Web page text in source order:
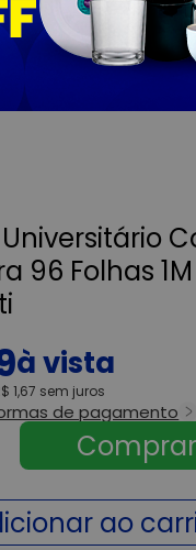
96 Folhas
1,67 sem juros
de pagamento